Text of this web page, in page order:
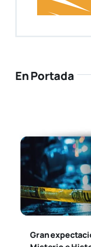
En Portada
Gran